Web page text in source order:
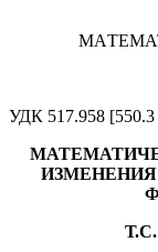
УДК 517.958 [550.3
ИЗМЕНЕНИЯ
Т.С.